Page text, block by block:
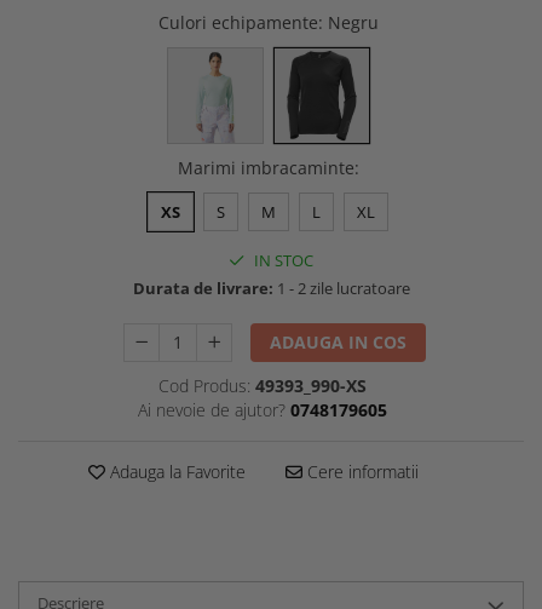
Culori echipamente: Negru
Marimi imbracaminte:
XS S M L XL
IN STOC
Durata de livrare: 1 - 2 zile lucratoare
ADAUGA IN COS
Cod Produs: 49393_990-XS
Ai nevoie de ajutor? 0748179605
Adauga la Favorite Cere informatii
Descriere